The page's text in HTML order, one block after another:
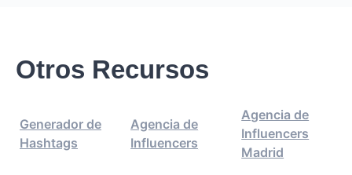
Otros Recursos
Generador de
Hashtags
Agencia de
Influencers
Agencia de
Influencers
Madrid